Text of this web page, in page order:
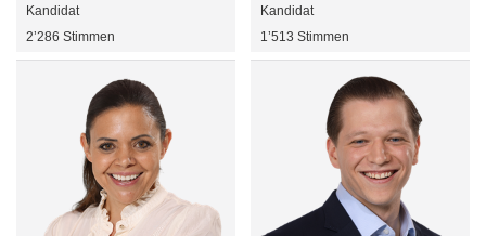
Kandidat
2’286 Stimmen
Kandidat
1’513 Stimmen